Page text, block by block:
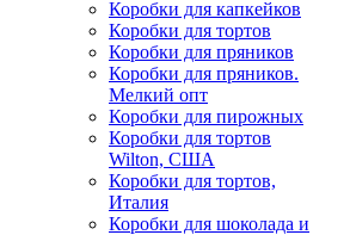
Коробки для капкейков
Коробки для тортов
Коробки для пряников
Коробки для пряников.
Мелкий опт
Коробки для пирожных
Коробки для тортов
Wilton, США
Коробки для тортов,
Италия
Коробки для шоколада и